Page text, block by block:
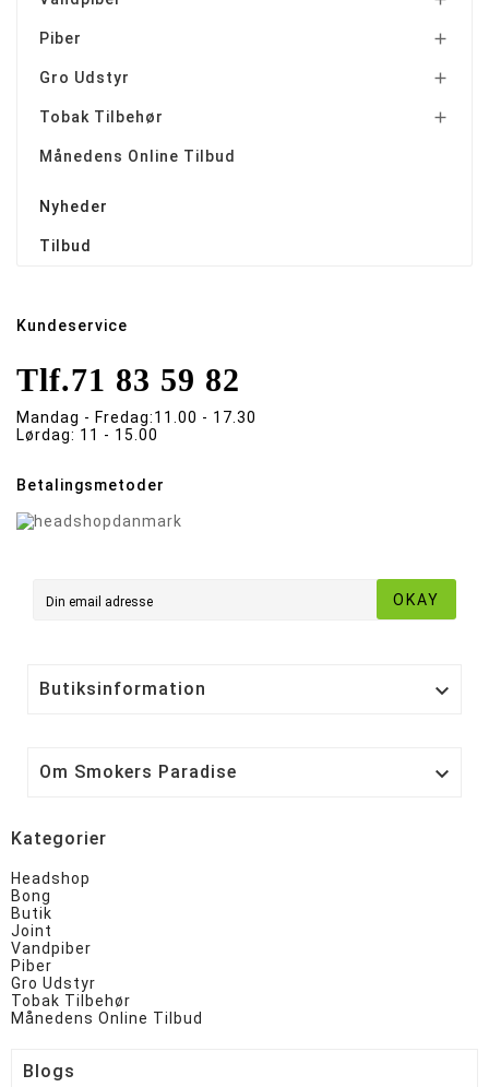
Piber 
Gro Udstyr 
Tobak Tilbehør 
Månedens Online Tilbud
Nyheder
Tilbud
Kundeservice
Tlf.71 83 59 82
Mandag - Fredag:11.00 - 17.30
Lørdag: 11 - 15.00
Betalingsmetoder
OKAY
Butiksinformation 
Om Smokers Paradise 
Kategorier
Headshop
Bong
Butik
Joint
Vandpiber
Piber
Gro Udstyr
Tobak Tilbehør
Månedens Online Tilbud
Blogs